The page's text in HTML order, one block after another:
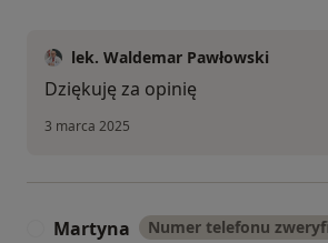
lek. Waldemar Pawłowski
Dziękuję za opinię
3 marca 2025
Martyna Numer telefonu